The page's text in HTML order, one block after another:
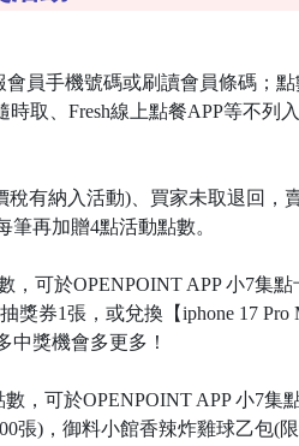
員手機號碼或刷讀會員條碼；
取、Fresh線上點餐APP等不列
有納入活動)、買家未取退回，
再加贈4點活動點數。
可於OPENPOINT APP 小7集
獎券1張，或兌換【iphone 17
中獎機會多更多！
，可於OPENPOINT APP 小7集
張)，御料小館香辣炸雞球乙包(